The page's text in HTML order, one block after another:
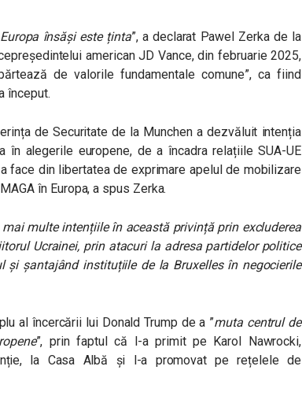
însăși este ținta”, a declarat Pawel Zerka de la
american JD Vance, din februarie 2025,
de valorile fundamentale comune”, ca fiind
început.
de Securitate de la Munchen a dezvăluit intenția
în alegerile europene, de a încadra relațiile SUA-UE
face din libertatea de exprimare apelul de mobilizare
în Europa, a spus Zerka.
multe intențiile în această privință prin excluderea
Ucrainei, prin atacuri la adresa partidelor politice
și șantajând instituțiile de la Bruxelles în negocierile
al încercării lui Donald Trump de a ”muta centrul de
”, prin faptul că l-a primit pe Karol Nawrocki,
la Casa Albă și l-a promovat pe rețelele de